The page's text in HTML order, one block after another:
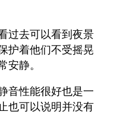
过去可以看到夜景
护着他们不受摇晃
静。
音性能很好也是一
也可以说明并没有